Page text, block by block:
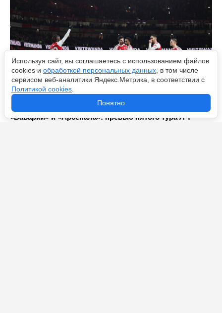
«Барселона» приедет в Лондон и супербитва
«Баварии» и «Арсенала»: превью пятого тура ЛЧ
Используя сайт, вы соглашаетесь с использованием файлов
cookies и обработкой персональных данных , в том числе
сервисом веб-аналитики Яндекс.Метрика, в соответствии с
Политикой cookies
Понятно